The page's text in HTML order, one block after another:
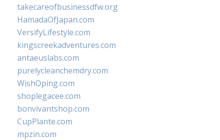
takecareofbusinessdfw.org
HamadaOfJapan.com
VersifyLifestyle.com
kingscreekadventures.com
antaeuslabs.com
purelycleanchemdry.com
WishOping.com
shoplegacee.com
bonvivantshop.com
CupPlante.com
mpzin.com